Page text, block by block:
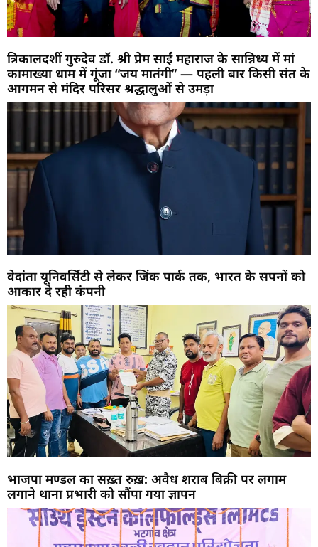
त्रिकालदर्शी गुरुदेव डॉ. श्री प्रेम साईं महाराज के सान्निध्य में मां
कामाख्या धाम में गूंजा “जय मातंगी” — पहली बार किसी संत के
आगमन से मंदिर परिसर श्रद्धालुओं से उमड़ा
वेदांता यूनिवर्सिटी से लेकर जिंक पार्क तक, भारत के सपनों को
आकार दे रही कंपनी
भाजपा मण्डल का सख़्त रुख़: अवैध शराब बिक्री पर लगाम
लगाने थाना प्रभारी को सौंपा गया ज्ञापन